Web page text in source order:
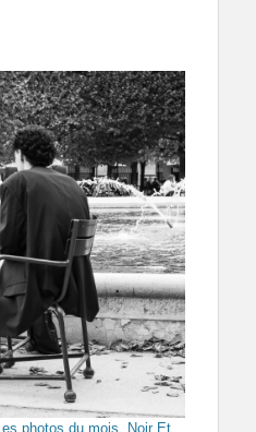
photos du mois, Noir Et